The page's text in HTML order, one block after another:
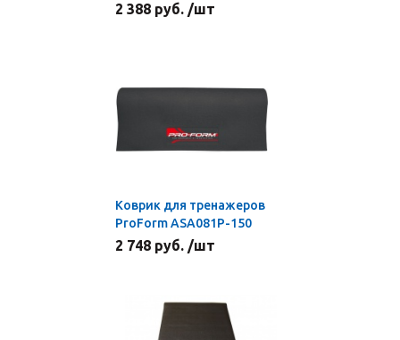
2 388 руб. /шт
Коврик для тренажеров
ProForm ASA081P-150
2 748 руб. /шт